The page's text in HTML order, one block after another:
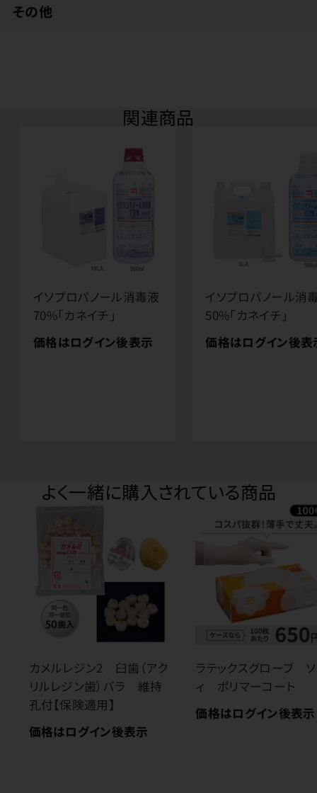
その他
関連商品
イソプロパノール消毒液
70%「カネイチ」
価格はログイン後表示
イソプロパノール消
50%「カネイチ」
価格はログイン後表
よく一緒に購入されている商品
カメルレジン2 臼歯（アク
リルレジン歯）バラ 維持
孔付【保険適用】
価格はログイン後表示
ラテックスグローブ ソ
ィ ポリマーコート
価格はログイン後表示